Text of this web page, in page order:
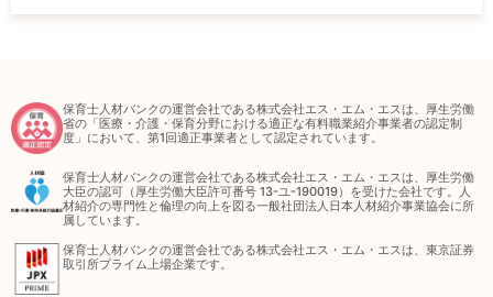
保育士人材バンクの運営会社である株式会社エス・エム・エスは、厚生労働
省の「医療・介護・保育分野における適正な有料職業紹介事業者の認定制
度」において、第1回適正事業者として認定されています。
保育士人材バンクの運営会社である株式会社エス・エム・エスは、厚生労働
大臣の認可（厚生労働大臣許可番号 13-ユ-190019）を受けた会社です。人
材紹介の専門性と倫理の向上を図る一般社団法人日本人材紹介事業協会に所
属しています。
保育士人材バンクの運営会社である株式会社エス・エム・エスは、東京証券
取引所プライム上場企業です。